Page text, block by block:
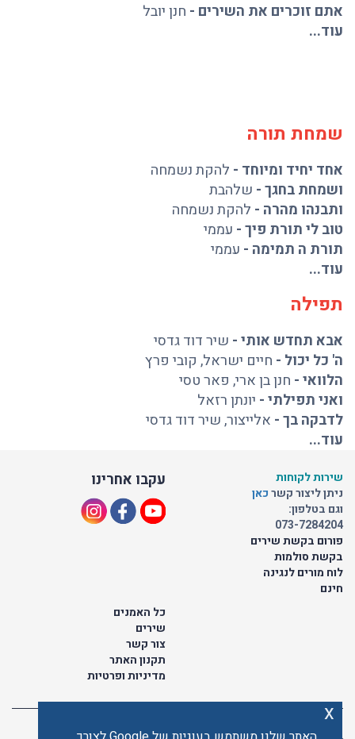
אתם זוכרים את השירים - חנן יובל
עוד...
שמחת תורה
אחד יחיד ומיוחד - להקת נשמחה
ושמחת בחגך- שלהבת
ותבנהו מהרה - להקת נשמחה
טוב לי תורת פיך- עממי
תורת ה תמימה - עממי
עוד...
תפילה
אבא תחדש אותי- שיר דוד גדסי
ה' כל יכול - חיים ישראל, קובי פרץ
הלוואי- חנן בן ארי, פאר טסי
ואני תפילתי- יונתן רזאל
לדבקה בך- אלייצור,שיר דוד גדסי
עוד...
עקבו אחרינו
שירות לקוחות
ניתן ליצור קשרכאן
וגם בטלפון:
073-7284204
פורום בקשת שירים
בקשת סולמות
לוח מורים לנגינה
חינם
כל האמנים
שירים
צור קשר
תקנון האתר
מדיניות ופרטיות
x